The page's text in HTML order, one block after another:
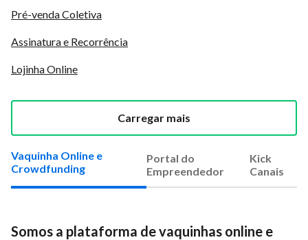
Vaquinha Online e
Crowdfunding
Portal do
Empreendedor
Kick
Canais
Somos a plataforma de vaquinhas online e
Pré-venda Coletiva
Assinatura e Recorrência
Lojinha Online
Carregar mais